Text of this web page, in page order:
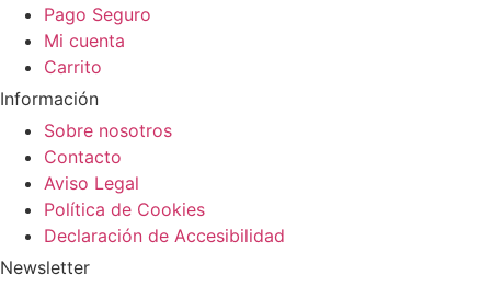
Pago Seguro
Mi cuenta
Carrito
Información
Sobre nosotros
Contacto
Aviso Legal
Política de Cookies
Declaración de Accesibilidad
Newsletter